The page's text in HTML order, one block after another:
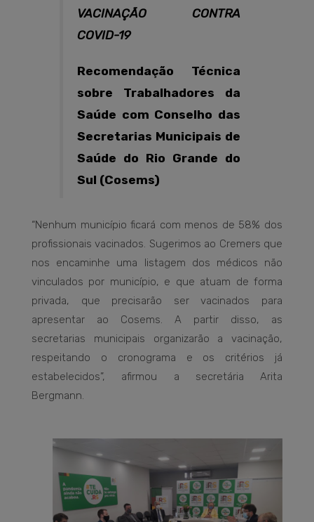
VACINAÇÃO CONTRA
COVID-19
Recomendação Técnica
sobre Trabalhadores da
Saúde com Conselho das
Secretarias Municipais de
Saúde do Rio Grande do
Sul (Cosems)
“Nenhum município ficará com menos de 58% dos
profissionais vacinados. Sugerimos ao Cremers que
nos encaminhe uma listagem dos médicos não
vinculados por município, e que atuam de forma
privada, que precisarão ser vacinados para
apresentar ao Cosems. A partir disso, as
secretarias municipais organizarão a vacinação,
respeitando o cronograma e os critérios já
estabelecidos”, afirmou a secretária Arita
Bergmann.